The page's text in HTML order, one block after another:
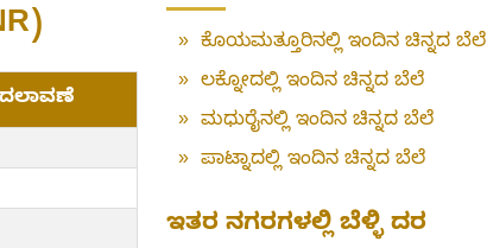
» ಕೊಯಮತ್ತೂರಿನಲ್ಲಿ ಇಂದಿನ ಚಿನ್ನದ ಬೆಲೆ
» ಲಕ್ನೋದಲ್ಲಿ ಇಂದಿನ ಚಿನ್ನದ ಬೆಲೆ
» ಮಧುರೈನಲ್ಲಿ ಇಂದಿನ ಚಿನ್ನದ ಬೆಲೆ
» ಪಾಟ್ನಾದಲ್ಲಿ ಇಂದಿನ ಚಿನ್ನದ ಬೆಲೆ
ಇತರ ನಗರಗಳಲ್ಲಿ ಬೆಳ್ಳಿ ದರ